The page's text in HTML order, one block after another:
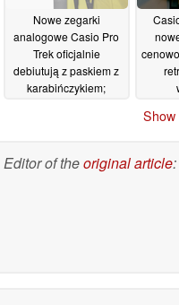
Nowe zegarki
analogowe Casio Pro
Trek oficjalnie
debiutują z paskiem z
karabińczykiem;
Show
Editor of theoriginal article: